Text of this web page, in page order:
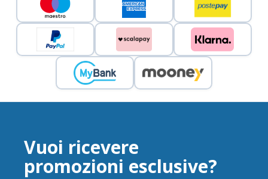
Vuoi ricevere
promozioni esclusive?